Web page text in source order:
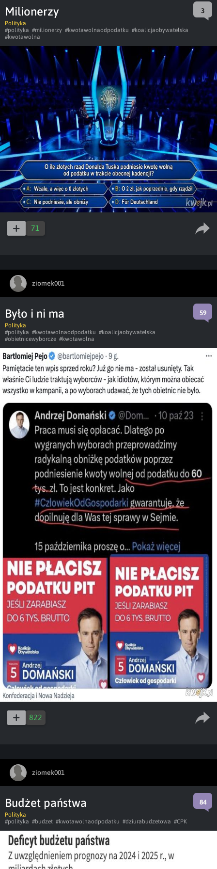
Milionerzy 3
Polityka
#polityka #milionerzy #kwotawolnaodpodatku #koalicjaobywatelska
#kwotawolna
71
ziomek001
Było i ni ma 59
Polityka
#polityka #kwotawolnaodpodatku #koalicjaobywatelska
#obietnicewyborcze #kwotawolna
822
ziomek001
Budżet państwa 84
Polityka
#polityka #budzet #kwotawolnaodpodatku #dziurabudzetowa #CPK